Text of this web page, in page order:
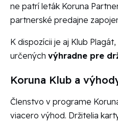
ne patrí leták Koruna
partnerské predajne
K dispozícii je aj Klub
určených výhradne pre
Koruna Klub a
Členstvo v programe
viacero výhod. Držitelia